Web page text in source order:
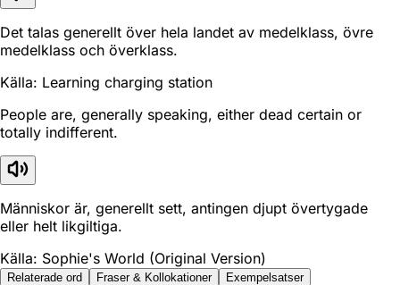
Det talas generellt över hela landet av medelklass, övre
medelklass och överklass.
Källa: Learning charging station
People are, generally speaking, either dead certain or
totally indifferent.
Människor är, generellt sett, antingen djupt övertygade
eller helt likgiltiga.
Källa: Sophie's World (Original Version)
Relaterade ord Fraser & Kollokationer
Exempelsatser